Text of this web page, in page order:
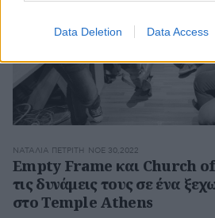
Data Deletion Data Access
ΝΑΤΑΛΊΑ ΠΕΤΡΊΤΗ ΝΟΕ 30,2022
Empty Frame και Church of
τις δυνάμεις τους σε ένα
στο Temple Athens